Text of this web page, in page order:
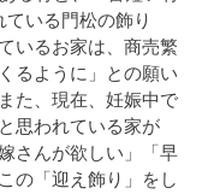
いる門松の飾り
いるお家は、商売繁
るように」との願い
た、現在、妊娠中で
思われている家が
さんが欲しい」「早
の「迎え飾り」をし